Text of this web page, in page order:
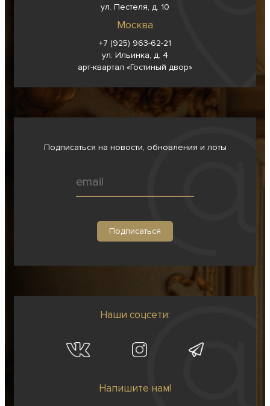
ул. Пестеля, д. 10
Москва
+7 (925) 963-62-21
ул. Ильинка, д. 4
арт-квартал «Гостиный двор»
Подписаться на новости, обновления и лоты
Наши соцсети:
Напишите нам!